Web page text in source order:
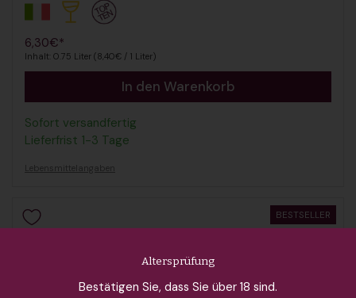
Regulärer Preis
6,30€*
Inhalt: 0.75 Liter (8,40€ / 1 Liter)
In den Warenkorb
Sofort versandfertig
Lieferfrist 1-3 Tage
Lebensmittelangaben
BESTSELLER
Altersprüfung
Bestätigen Sie, dass Sie über 18 sind.